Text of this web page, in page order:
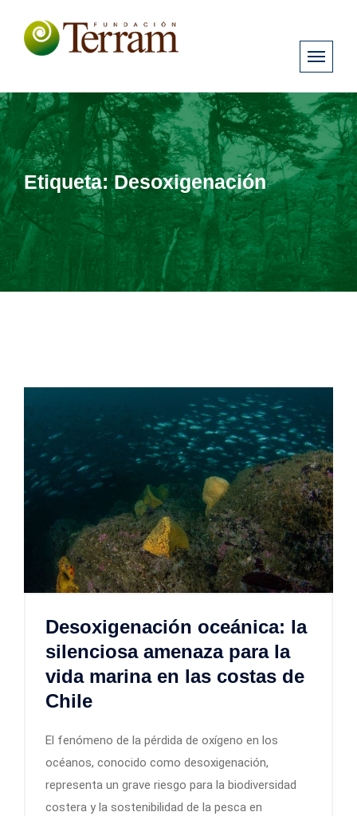
Etiqueta:Desoxigenación
Desoxigenación oceánica: la
silenciosa amenaza para la
vida marina en las costas de
Chile
El fenómeno de la pérdida de oxígeno en los
océanos, conocido como desoxigenación,
representa un grave riesgo para la biodiversidad
costera y la sostenibilidad de la pesca en